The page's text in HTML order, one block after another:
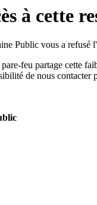
à cette
Public vous a refusé
feu partage cette
de nous contacter